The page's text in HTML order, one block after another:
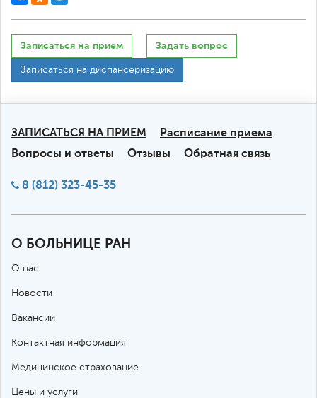
Записаться на прием Задать вопрос
Записаться на диспансеризацию
ЗАПИСАТЬСЯ НА ПРИЕМ
Расписание приема
Вопросы и ответы
Отзывы Обратная связь
8 (812) 323-45-35
О БОЛЬНИЦЕ РАН
О нас
Новости
Вакансии
Контактная информация
Медицинское страхование
Цены и услуги